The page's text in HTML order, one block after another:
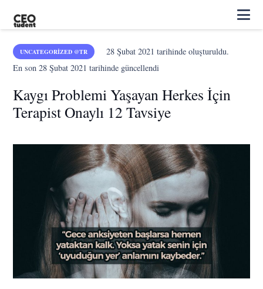
UNCATEGORIZED @TR 28 Şubat 2021 tarihinde oluşturuldu.
En son28 Şubat 2021 tarihinde güncellendi
Kaygı Problemi Yaşayan Herkes İçin
Terapist Onaylı 12 Tavsiye